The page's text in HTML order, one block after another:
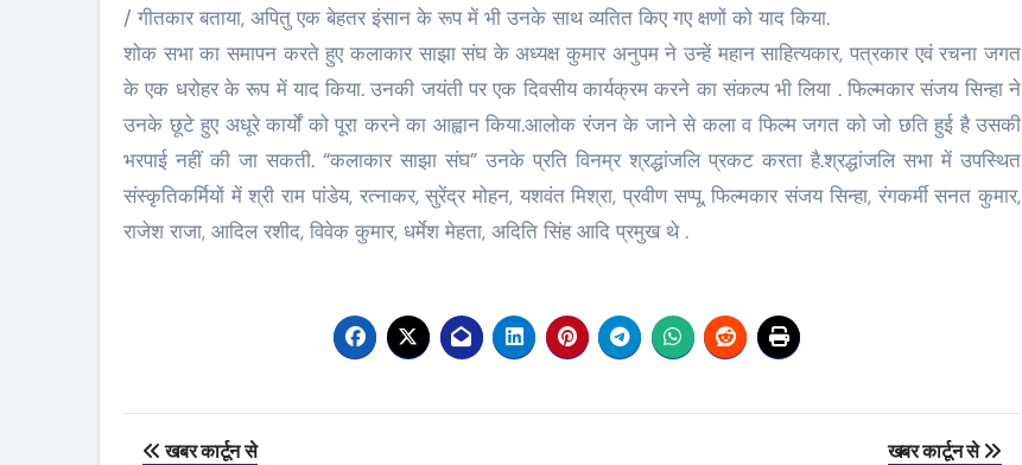
/ गीतकार बताया, अपितु एक बेहतर इंसान के रूप में भी उनके साथ व्यतित किए गए क्षणों को याद किया.
शोक सभा का समापन करते हुए कलाकार साझा संघ के अध्यक्ष कुमार अनुपम ने उन्हें महान साहित्यकार, पत्रकार एवं रचना जगत
के एक धरोहर के रूप में याद किया. उनकी जयंती पर एक दिवसीय कार्यक्रम करने का संकल्प भी लिया . फिल्मकार संजय सिन्हा ने
उनके छूटे हुए अधूरे कार्यों को पूरा करने का आह्वान किया.आलोक रंजन के जाने से कला व फिल्म जगत को जो छति हुई है उसकी
भरपाई नहीं की जा सकती. “कलाकार साझा संघ” उनके प्रति विनम्र श्रद्धांजलि प्रकट करता है.श्रद्धांजलि सभा में उपस्थित
संस्कृतिकर्मियों में श्री राम पांडेय, रत्नाकर, सुरेंद्र मोहन, यशवंत मिश्रा, प्रवीण सप्पू, फिल्मकार संजय सिन्हा, रंगकर्मी सनत कुमार,
राजेश राजा, आदिल रशीद, विवेक कुमार, धर्मेश मेहता, अदिति सिंह आदि प्रमुख थे .
Post
खबर कार्टून से खबर कार्टून से